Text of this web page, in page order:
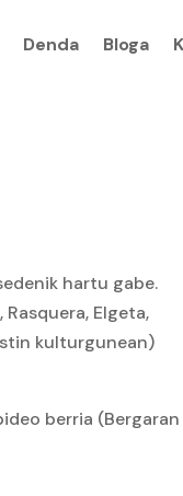
Denda Bloga
hartu gabe.
Elgeta,
kulturgunean)
berria (Bergaran